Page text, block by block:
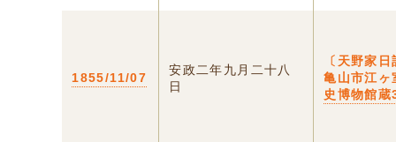
1855/11/07
安政二年九月二十八
日
〔天野家
亀山市江ヶ
史博物館